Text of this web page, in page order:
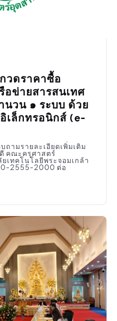
วดราคาซื้อ
อข่ายสารสนเทศ
นวน ๑ ระบบ ด้วย
เล็กทรอนิกส์ (e-
ามรายละเอียดเพิ่มเติม
คณะครุศาสตร์
เทคโนโลยีพระจอมเกล้า
2555-2000 ต่อ